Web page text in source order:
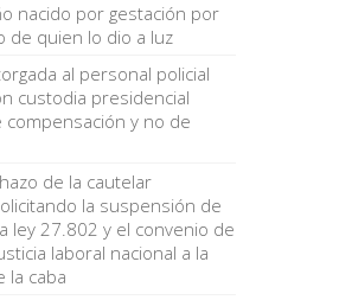
nacido por gestación por
de quien lo dio a luz
al personal policial
custodia presidencial
y no de
de la cautelar
la suspensión de
ley 27.802 y el convenio de
laboral nacional a la
la caba